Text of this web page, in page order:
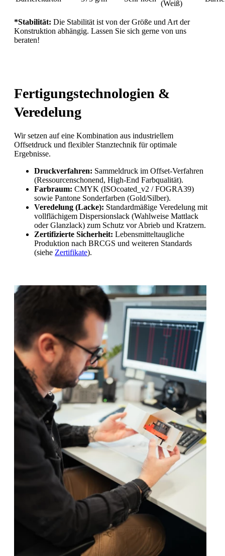
(Weiß)
*Stabilität: Die Stabilität ist von der Größe und Art der
Konstruktion abhängig. Lassen Sie sich gerne von uns
beraten!
Fertigungstechnologien &
Veredelung
Wir setzen auf eine Kombination aus industriellem
Offsetdruck und flexibler Stanztechnik für optimale
Ergebnisse.
Druckverfahren: Sammeldruck im Offset-Verfahren
(Ressourcenschonend, High-End Farbqualität).
Farbraum: CMYK (ISOcoated_v2 / FOGRA39)
sowie Pantone Sonderfarben (Gold/Silber).
Veredelung (Lacke): Standardmäßige Veredelung mit
vollflächigem Dispersionslack (Wahlweise Mattlack
oder Glanzlack) zum Schutz vor Abrieb und Kratzern.
Zertifizierte Sicherheit: Lebensmitteltaugliche
Produktion nach BRCGS und weiteren Standards
(siehe Zertifikate).